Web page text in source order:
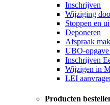
Inschrijven
Wijziging
Stoppen en
Deponeren
Afspraak
UBO-opgave
Inschrijven
Wijzigen in
LEI
Producten